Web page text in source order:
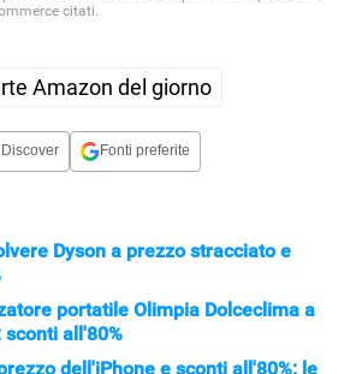
citati.
Amazon del giorno
Fonti preferite
Dyson a prezzo stracciato e
portatile Olimpia Dolceclima a
all'80%
dell'iPhone e sconti all'80%: le